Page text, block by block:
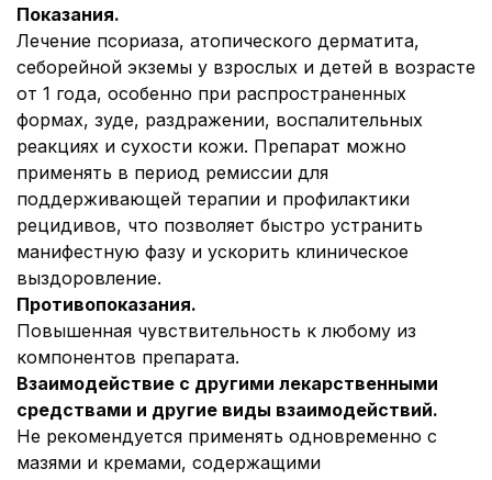
Показания.
Лечение псориаза, атопического дерматита,
себорейной экземы у взрослых и детей в возрасте
от 1 года, особенно при распространенных
формах, зуде, раздражении, воспалительных
реакциях и сухости кожи. Препарат можно
применять в период ремиссии для
поддерживающей терапии и профилактики
рецидивов, что позволяет быстро устранить
манифестную фазу и ускорить клиническое
выздоровление.
Противопоказания.
Повышенная чувствительность к любому из
компонентов препарата.
Взаимодействие с другими лекарственными
средствами и другие виды взаимодействий.
Не рекомендуется применять одновременно с
мазями и кремами, содержащими